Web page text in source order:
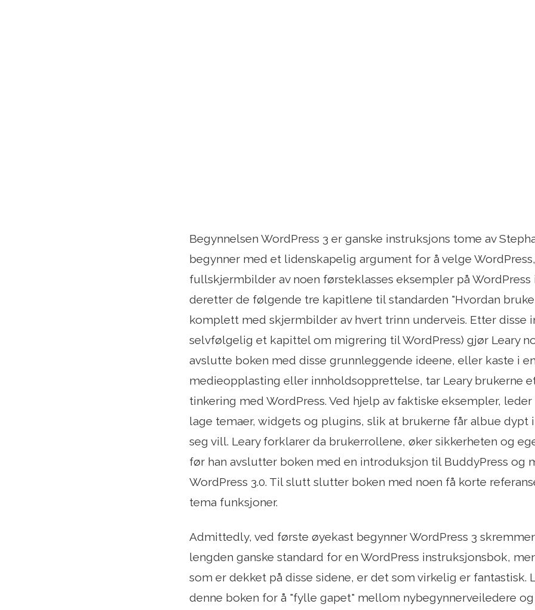
Begynnelsen WordPress 3 er ganske instruksjons tome av
begynner med et lidenskapelig argument for å velge
fullskjermbilder av noen førsteklasses eksempler på WordPress
deretter de følgende tre kapitlene til standarden "Hvordan
komplett med skjermbilder av hvert trinn underveis. Etter disse
selvfølgelig et kapittel om migrering til WordPress) gjør Leary
avslutte boken med disse grunnleggende ideene, eller kaste i
medieopplasting eller innholdsopprettelse, tar Leary brukerne
tinkering med WordPress. Ved hjelp av faktiske eksempler,
lage temaer, widgets og plugins, slik at brukerne får albue dypt
seg vill. Leary forklarer da brukerrollene, øker sikkerheten og
før han avslutter boken med en introduksjon til BuddyPress og
WordPress 3.0. Til slutt slutter boken med noen få korte
tema funksjoner.
Admittedly, ved første øyekast begynner WordPress 3
lengden ganske standard for en WordPress instruksjonsbok,
som er dekket på disse sidene, er det som virkelig er fantastisk.
denne boken for å "fylle gapet" mellom nybegynnerveiledere